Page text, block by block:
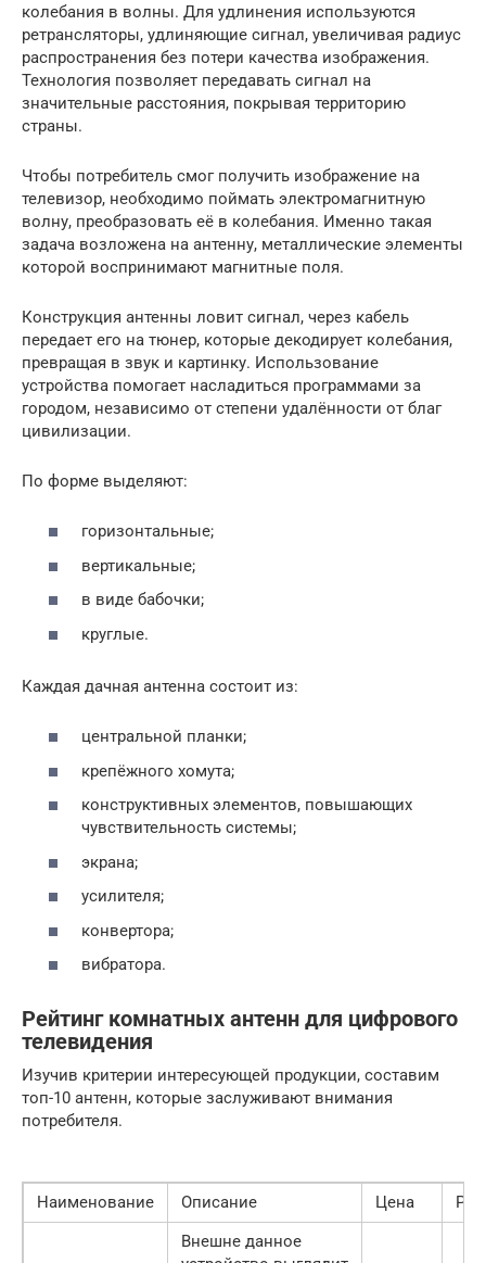
колебания в волны. Для удлинения используются
ретрансляторы, удлиняющие сигнал, увеличивая радиус
распространения без потери качества изображения.
Технология позволяет передавать сигнал на
значительные расстояния, покрывая территорию
страны.
Чтобы потребитель смог получить изображение на
телевизор, необходимо поймать электромагнитную
волну, преобразовать её в колебания. Именно такая
задача возложена на антенну, металлические элементы
которой воспринимают магнитные поля.
Конструкция антенны ловит сигнал, через кабель
передает его на тюнер, которые декодирует колебания,
превращая в звук и картинку. Использование
устройства помогает насладиться программами за
городом, независимо от степени удалённости от благ
цивилизации.
По форме выделяют:
горизонтальные;
вертикальные;
в виде бабочки;
круглые.
Каждая дачная антенна состоит из:
центральной планки;
крепёжного хомута;
конструктивных элементов, повышающих
чувствительность системы;
экрана;
усилителя;
конвертора;
вибратора.
Рейтинг комнатных антенн для цифрового
телевидения
Изучив критерии интересующей продукции, составим
топ-10 антенн, которые заслуживают внимания
потребителя.
Наименование Описание Цена
Внешне данное